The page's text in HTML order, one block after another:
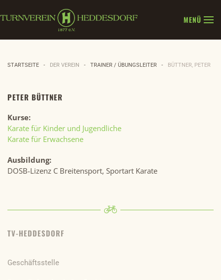
Zum Hauptinhalt springen
MENÜ
STARTSEITE DER VEREIN TRAINER / ÜBUNGSLEITER BÜTTNER, PETER
PETER BÜTTNER
Kurse:
Karate für Kinder und Jugendliche
Karate für Erwachsene
Ausbildung:
DOSB-Lizenz C Breitensport, Sportart Karate
TV-HEDDESDORF
Geschäftsstelle